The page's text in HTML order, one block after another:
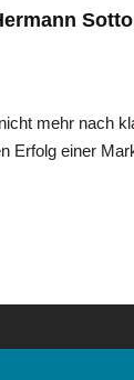
mehr nach
Erfolg einer